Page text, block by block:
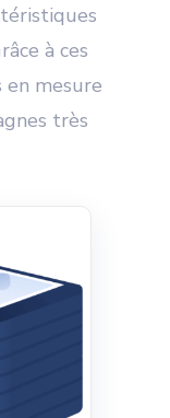
à ces
en mesure
très